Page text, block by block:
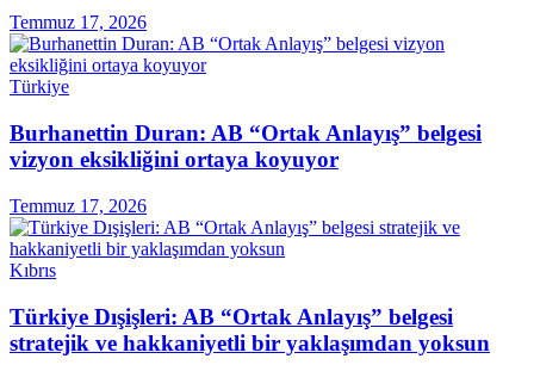
Temmuz 17, 2026
Türkiye
Burhanettin Duran: AB “Ortak Anlayış” belgesi
vizyon eksikliğini ortaya koyuyor
Temmuz 17, 2026
Kıbrıs
Türkiye Dışişleri: AB “Ortak Anlayış” belgesi
stratejik ve hakkaniyetli bir yaklaşımdan yoksun